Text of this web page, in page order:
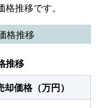
推移です。
格推移
推移
却価格（万円）